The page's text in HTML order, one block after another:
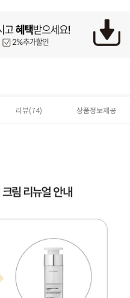
PAYCO 바로구매
리뷰(74) 상품정보제공